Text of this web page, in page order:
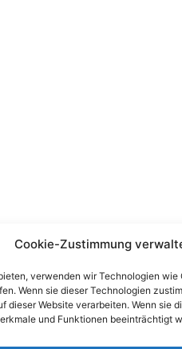
Cookie-Zustimmung
verwenden wir Technologien
Wenn sie dieser Technologien
dieser Website verarbeiten. Wenn sie
und Funktionen beeinträchtigt